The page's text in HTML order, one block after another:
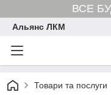
ВСЕ
Альянс ЛКМ
Товари та послуги